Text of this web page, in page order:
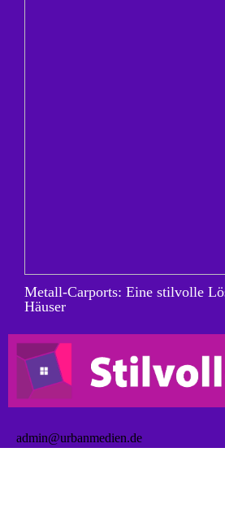
Metall-Carports: Eine stilvolle
Häuser
admin@urbanmedien.de